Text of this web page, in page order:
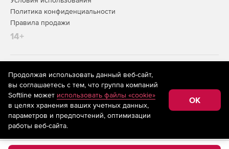
Политика конфиденциальности
Правила продажи
14+
На информационном ресурсе store.softline.ru применяются
рекомендательные технологии
(информационные технологии
предоставления информации на основе сбора,
систематизации и анализа сведений, относящихся к
предпочтениям пользователей сети «Интернет»,
находящихся на территории Российской Федерации)
Продолжая использовать данный веб-сайт,
вы соглашаетесь с тем, что группа компаний
Softline может использовать файлы «cookie»
в целях хранения ваших учетных данных,
параметров и предпочтений, оптимизации
работы веб-сайта.
OK